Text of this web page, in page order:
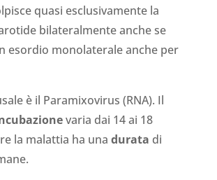
quasi esclusivamente la
bilateralmente anche se
esordio monolaterale anche per
è il Paramixovirus (RNA). Il
varia dai 14 ai 18
la malattia ha una durata di